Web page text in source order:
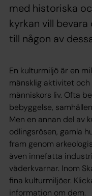
med historiska
kyrkan vill
till någon av
En kulturmiljö är en
mänsklig aktivitet
människors liv. Ofta
bebyggelse,
Men en annan del av
odlingsrösen, gamla
fram genom
även innefatta
väderkvarnar. Inom
fina kulturmiljöer.
information om dem.